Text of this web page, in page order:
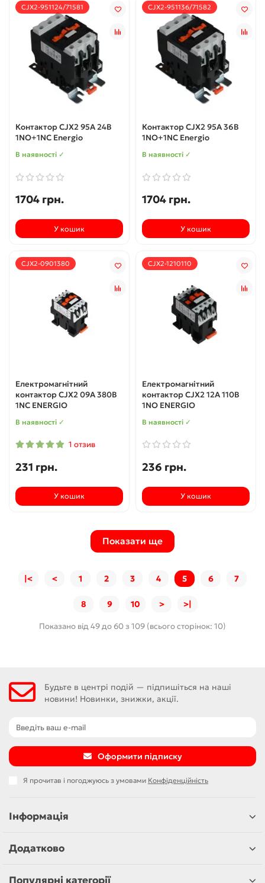
CJX2-951124/71581
Контактор CJX2 95А 24В
1NO+1NC Energio
В наявності ✓
1704 грн.
У кошик
CJX2-951136/71582
Контактор CJX2 95А 36В
1NO+1NC Energio
В наявності ✓
1704 грн.
У кошик
CJX2-0901380
Електромагнітний
контактор CJX2 09А 380В
1NC ENERGIO
В наявності ✓
1 отзив
231 грн.
У кошик
CJX2-1210110
Електромагнітний
контактор CJX2 12А 110В
1NO ENERGIO
В наявності ✓
236 грн.
У кошик
Показати ще
|< < 1 2 3 4 5 6 7
8 9 10 > >|
Показано від 49 до 60 з 109 (всього сторінок: 10)
Будьте в центрі подій — підпишіться на наші
новини! Новинки, знижки, акції.
Оформити підписку
Я прочитав і погоджуюсь з умовами Конфіденційність
Інформація
Додатково
Популярні категорії